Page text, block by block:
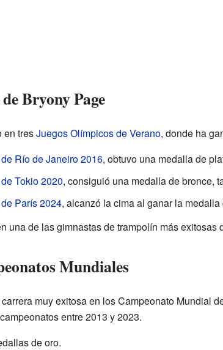
Bryony Page
en tresJuegos Olímpicos de Verano, donde ha
Río de Janeiro 2016, obtuvo una medalla de
Tokio 2020, consiguió una medalla de bronce,
París 2024, alcanzó la cima al ganar la
una de las gimnastas de trampolín más exitosas
Mundiales
muy exitosa en los Campeonato Mundial
entre 2013 y 2023.
de oro.